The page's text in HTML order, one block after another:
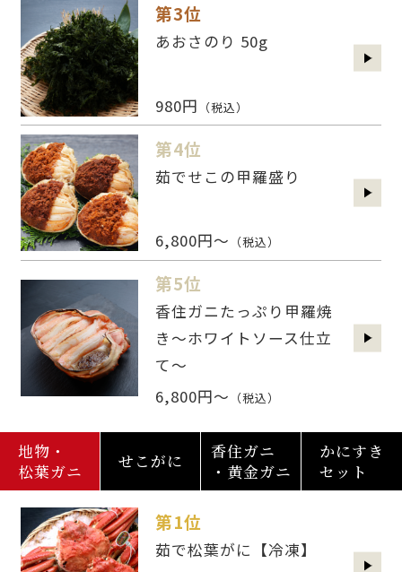
第3位
あおさのり 50g
980円 （税込）
第4位
茹でせこの甲羅盛り
6,800円～ （税込）
第5位
香住ガニたっぷり甲羅焼
き～ホワイトソース仕立
て～
6,800円～ （税込）
地物・
松葉ガニ
せこがに
香住ガニ
・黄金ガニ
かにすき
セット
第1位
茹で松葉がに【冷凍】